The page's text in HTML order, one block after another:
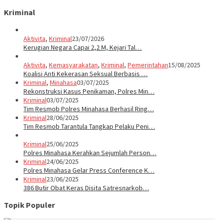
Kriminal
Aktivita, Kriminal23/07/2026
Kerugian Negara Capai 2,2 M, Kejari Tal…
Aktivita, Kemasyarakatan, Kriminal, Pemerintahan15/08/2025
Koalisi Anti Kekerasan Seksual Berbasis …
Kriminal, Minahasa03/07/2025
Rekonstruksi Kasus Penikaman, Polres Min…
Kriminal03/07/2025
Tim Resmob Polres Minahasa Berhasil Ring…
Kriminal28/06/2025
Tim Resmob Tarantula Tangkap Pelaku Peni…
Kriminal25/06/2025
Polres Minahasa Kerahkan Sejumlah Person…
Kriminal24/06/2025
Polres Minahasa Gelar Press Conference K…
Kriminal23/06/2025
386 Butir Obat Keras Disita Satresnarkob…
Topik Populer